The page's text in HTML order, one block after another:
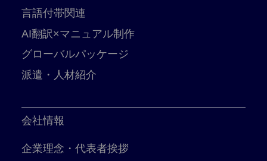
言語付帯関連
AI翻訳×マニュアル制作
グローバルパッケージ
派遣・人材紹介
会社情報
企業理念・代表者挨拶